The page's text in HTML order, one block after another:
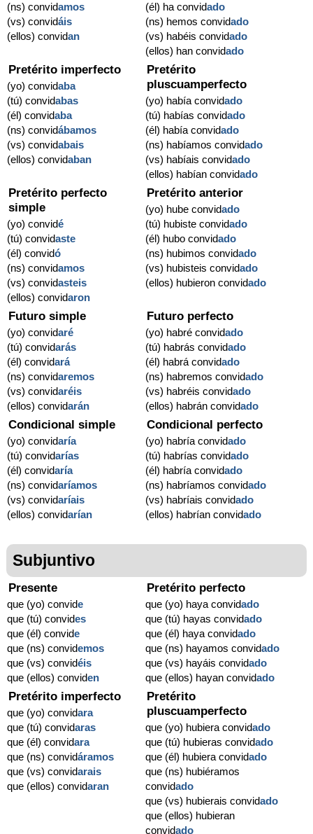
(ns) convidamos
(vs) convidáis
(ellos) convidan
(él) ha convidado
(ns) hemos convidado
(vs) habéis convidado
(ellos) han convidado
Pretérito imperfecto
(yo) convidaba
(tú) convidabas
(él) convidaba
(ns) convidábamos
(vs) convidabais
(ellos) convidaban
Pretérito
pluscuamperfecto
(yo) había convidado
(tú) habías convidado
(él) había convidado
(ns) habíamos convidado
(vs) habíais convidado
(ellos) habían convidado
Pretérito perfecto
simple
(yo) convidé
(tú) convidaste
(él) convidó
(ns) convidamos
(vs) convidasteis
(ellos) convidaron
Pretérito anterior
(yo) hube convidado
(tú) hubiste convidado
(él) hubo convidado
(ns) hubimos convidado
(vs) hubisteis convidado
(ellos) hubieron convidado
Futuro simple
(yo) convidaré
(tú) convidarás
(él) convidará
(ns) convidaremos
(vs) convidaréis
(ellos) convidarán
Futuro perfecto
(yo) habré convidado
(tú) habrás convidado
(él) habrá convidado
(ns) habremos convidado
(vs) habréis convidado
(ellos) habrán convidado
Condicional simple
(yo) convidaría
(tú) convidarías
(él) convidaría
(ns) convidaríamos
(vs) convidaríais
(ellos) convidarían
Condicional perfecto
(yo) habría convidado
(tú) habrías convidado
(él) habría convidado
(ns) habríamos convidado
(vs) habríais convidado
(ellos) habrían convidado
Subjuntivo
Presente
que (yo) convide
que (tú) convides
que (él) convide
que (ns) convidemos
que (vs) convidéis
que (ellos) conviden
Pretérito perfecto
que (yo) haya convidado
que (tú) hayas convidado
que (él) haya convidado
que (ns) hayamos convidado
que (vs) hayáis convidado
que (ellos) hayan convidado
Pretérito imperfecto
que (yo) convidara
que (tú) convidaras
que (él) convidara
que (ns) convidáramos
que (vs) convidarais
que (ellos) convidaran
Pretérito
pluscuamperfecto
que (yo) hubiera convidado
que (tú) hubieras convidado
que (él) hubiera convidado
que (ns) hubiéramos
convidado
que (vs) hubierais convidado
que (ellos) hubieran
convidado